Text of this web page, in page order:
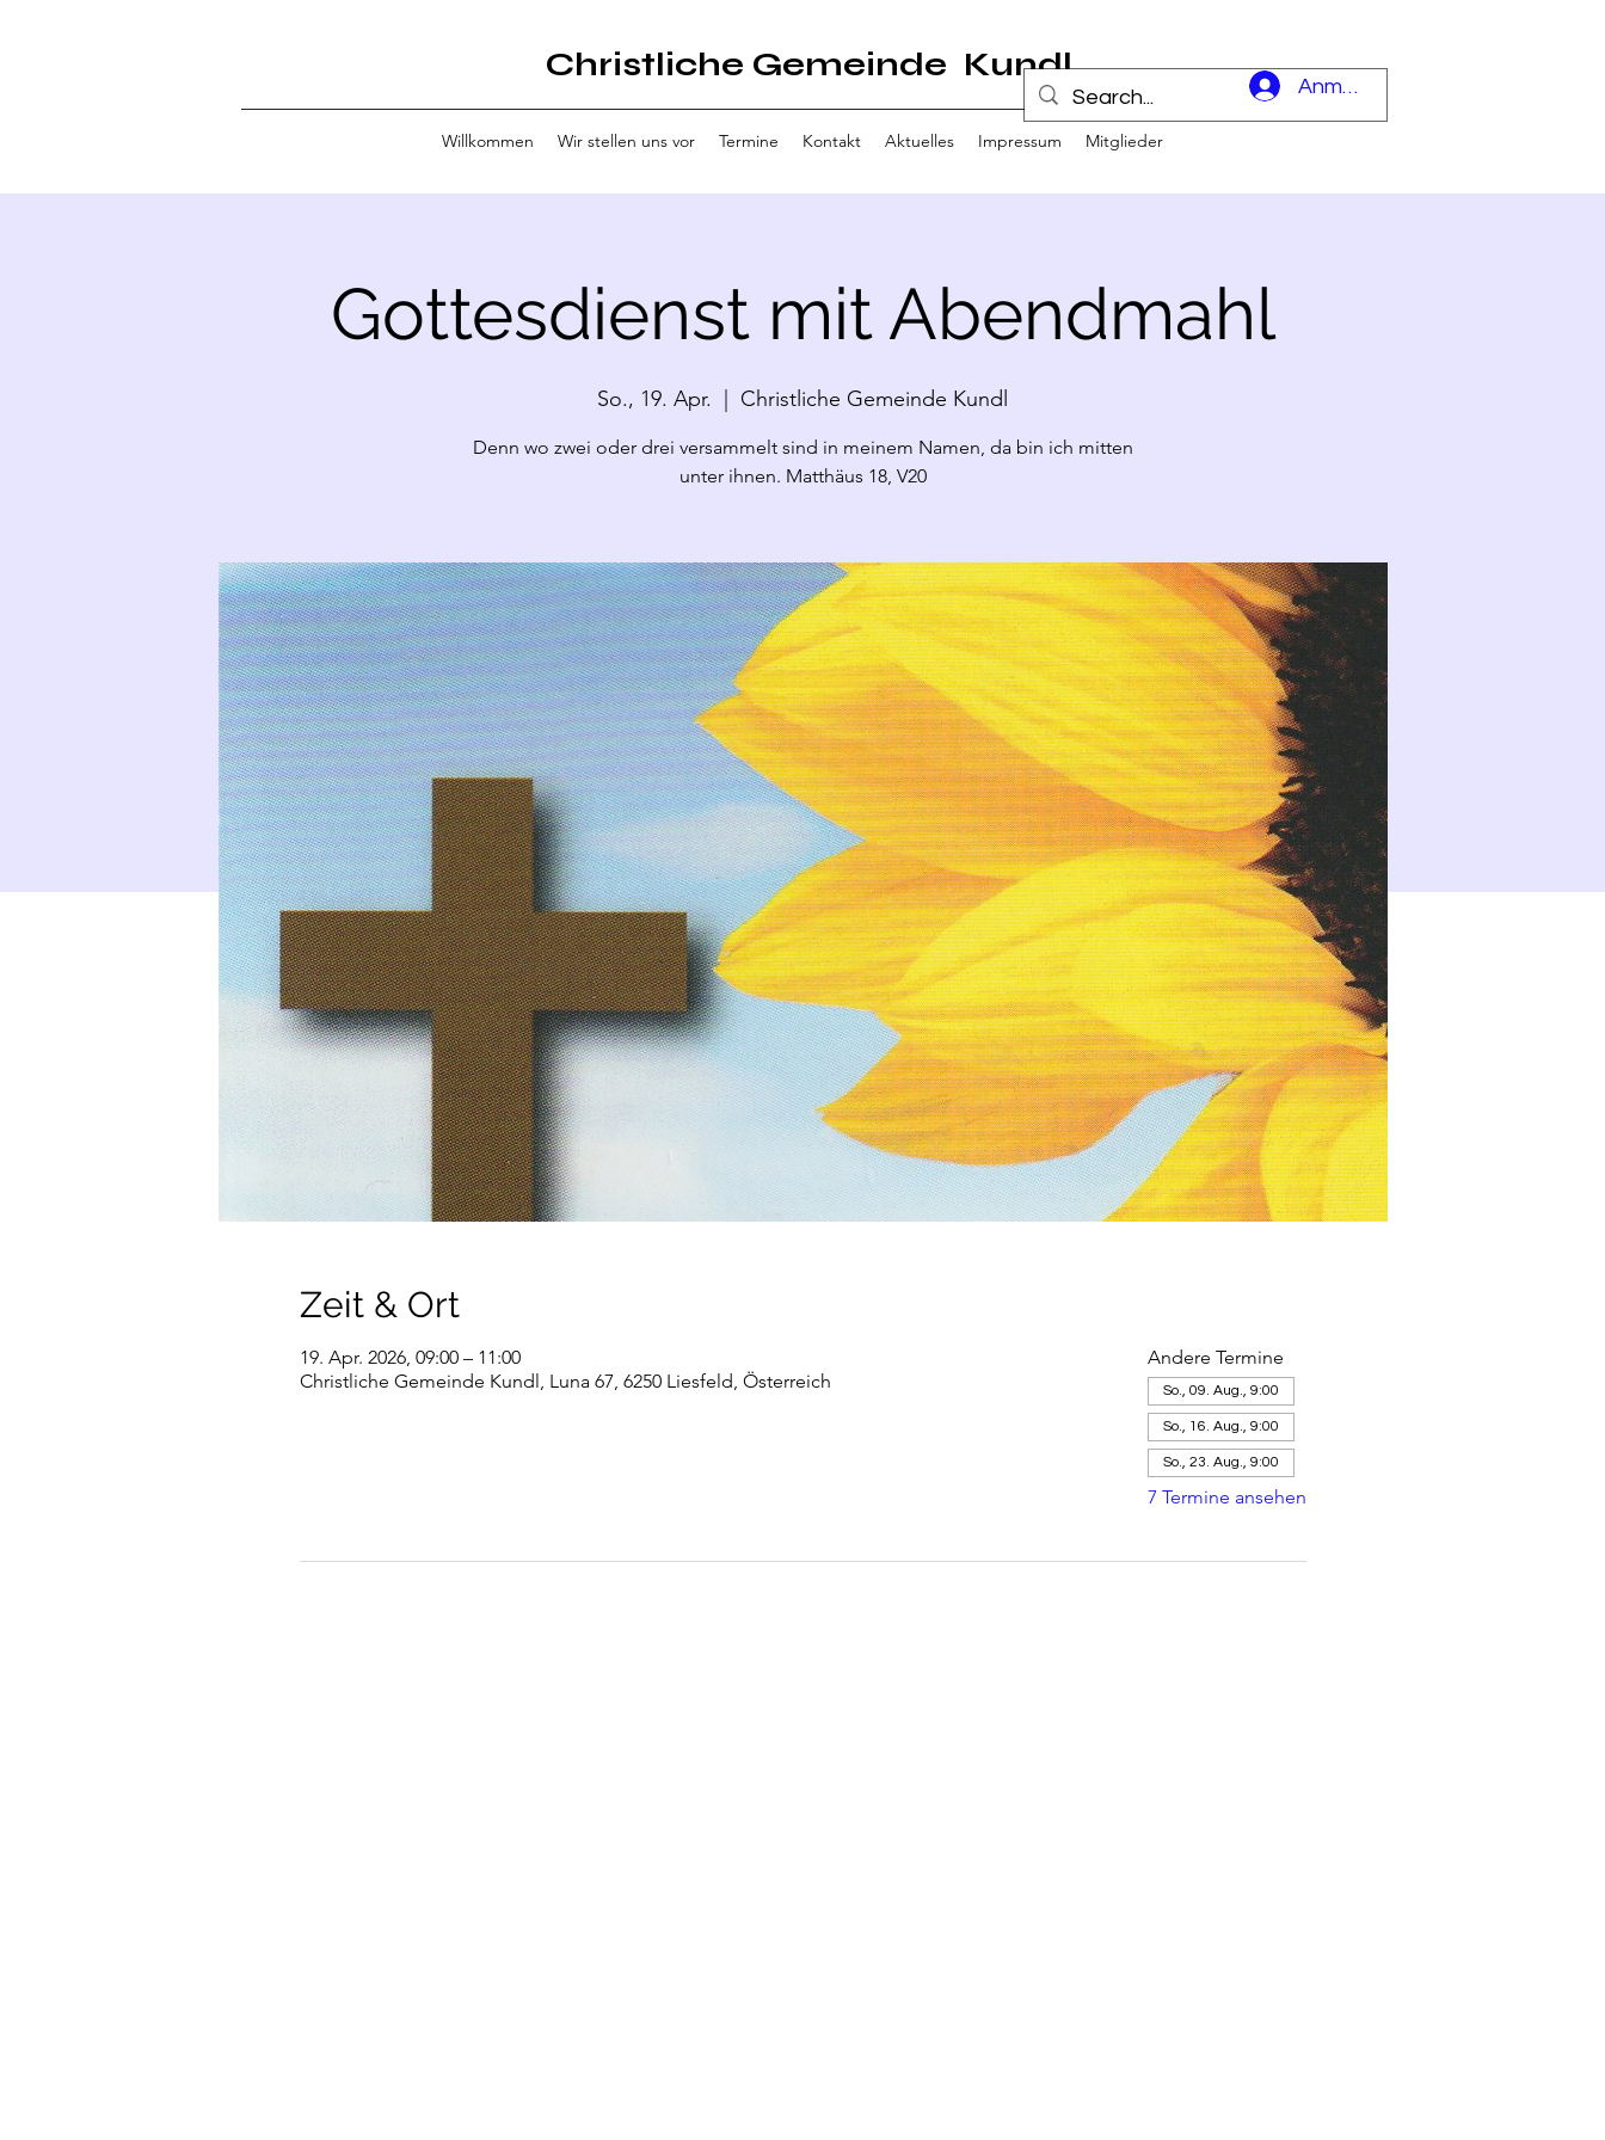
Christliche Gemeinde Kundl
Anmelden
Willkommen Wir stellen uns vor Termine Kontakt Aktuelles Impressum Mitglieder
Gottesdienst mit Abendmahl
So., 19. Apr. Christliche Gemeinde Kundl
Denn wo zwei oder drei versammelt sind in meinem Namen, da bin ich mitten
unter ihnen. Matthäus 18, V20
Zeit & Ort
19. Apr. 2026, 09:00 – 11:00
Christliche Gemeinde Kundl, Luna 67, 6250 Liesfeld, Österreich
Andere Termine
So., 09. Aug., 9:00
So., 16. Aug., 9:00
So., 23. Aug., 9:00
7 Termine ansehen